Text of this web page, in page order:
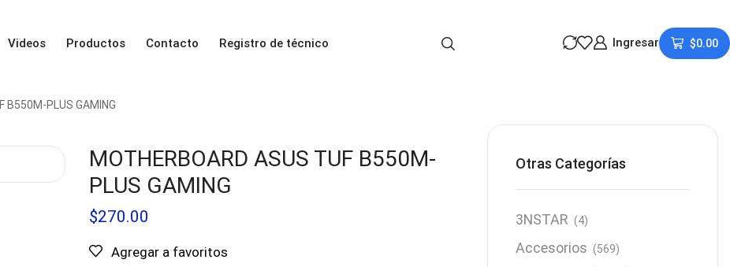
Videos Productos Contacto Registro de técnico Ingresar $0.00
B550M-PLUS GAMING
MOTHERBOARD ASUS TUF B550M-
PLUS GAMING
$270.00
Agregar a favoritos
Otras Categorías
3NSTAR (4)
Accesorios (569)